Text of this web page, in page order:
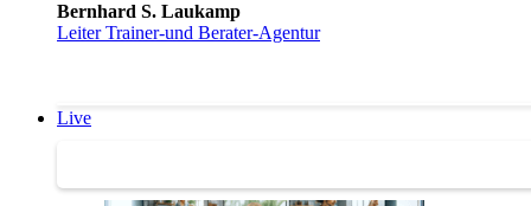
Bernhard S. Laukamp
Leiter Trainer-und Berater-Agentur
Live